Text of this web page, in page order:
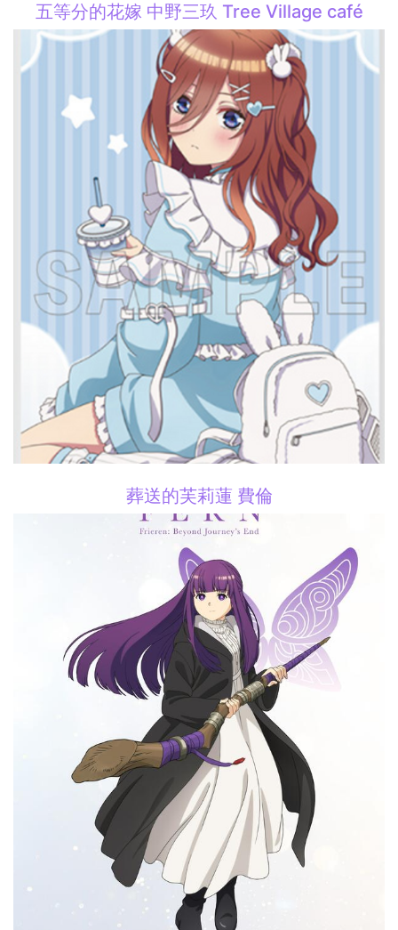
五等分的花嫁 中野三玖 Tree Village café
葬送的芙莉蓮 費倫